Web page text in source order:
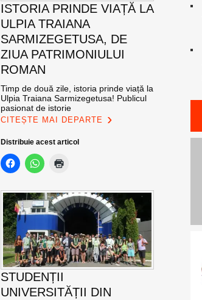
ISTORIA PRINDE VIAȚĂ LA
ULPIA TRAIANA
SARMIZEGETUSA, DE
ZIUA PATRIMONIULUI
ROMAN
Timp de două zile, istoria prinde viață la
Ulpia Traiana Sarmizegetusa! Publicul
pasionat de istorie
CITEȘTE MAI DEPARTE
Distribuie acest articol
STUDENȚII
UNIVERSITĂȚII DIN